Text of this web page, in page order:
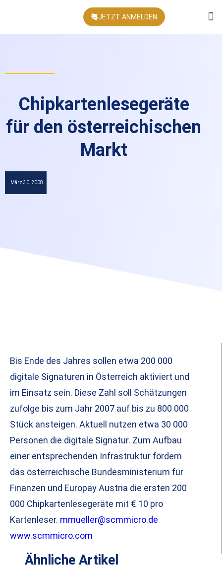
JETZT ANMELDEN
Chipkartenlesegeräte
für den österreichischen
Markt
März 30, 2008
Bis Ende des Jahres sollen etwa 200 000
digitale Signaturen in Österreich aktiviert und
im Einsatz sein. Diese Zahl soll Schätzungen
zufolge bis zum Jahr 2007 auf bis zu 800 000
Stück ansteigen. Aktuell nutzen etwa 30 000
Personen die digitale Signatur. Zum Aufbau
einer entsprechenden Infrastruktur fördern
das österreichische Bundesministerium für
Finanzen und Europay Austria die ersten 200
000 Chipkartenlesegeräte mit € 10 pro
Kartenleser. mmueller@scmmicro.de
www.scmmicro.com
Ähnliche Artikel